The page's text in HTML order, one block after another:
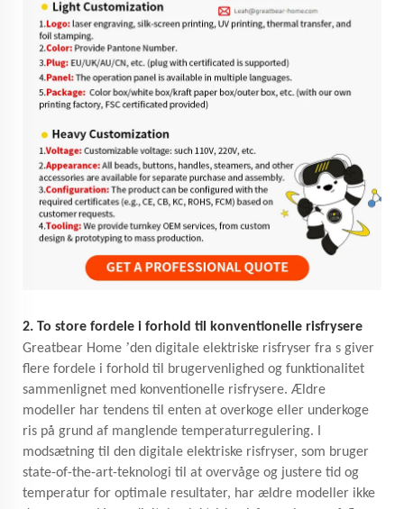
2. To store fordele i forhold til konventionelle risfrysere
Greatbear Home ’den digitale elektriske risfryser fra s giver
flere fordele i forhold til brugervenlighed og funktionalitet
sammenlignet med konventionelle risfrysere. Ældre
modeller har tendens til enten at overkoge eller underkoge
ris på grund af manglende temperaturregulering. I
modsætning til den digitale elektriske risfryser, som bruger
state-of-the-art-teknologi til at overvåge og justere tid og
temperatur for optimale resultater, har ældre modeller ikke